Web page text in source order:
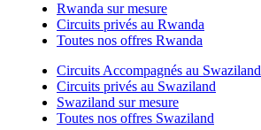
Rwanda sur mesure
Circuits privés au Rwanda
Toutes nos offres Rwanda
Circuits Accompagnés au Swaziland
Circuits privés au Swaziland
Swaziland sur mesure
Toutes nos offres Swaziland